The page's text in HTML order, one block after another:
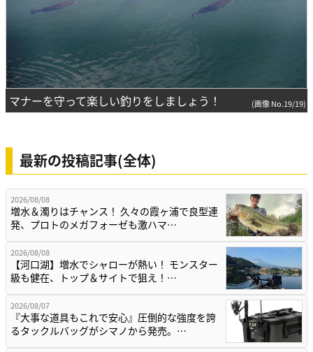
マナーを守って楽しい釣りをしましょう！ (画像 No.19/19)
最新の投稿記事(全体)
2026/08/08
増水＆濁りはチャンス！ 久々の霞ヶ浦で良型連
発、プロトのメガフォーゼも激ハマ…
2026/08/08
【河口湖】増水でシャローが熱い！ モンスター
級も健在、トップ＆サイトで狙え！…
2026/08/07
『大事な道具もこれで安心』圧倒的な強度を誇
るタックルバッグがシマノから発売。…